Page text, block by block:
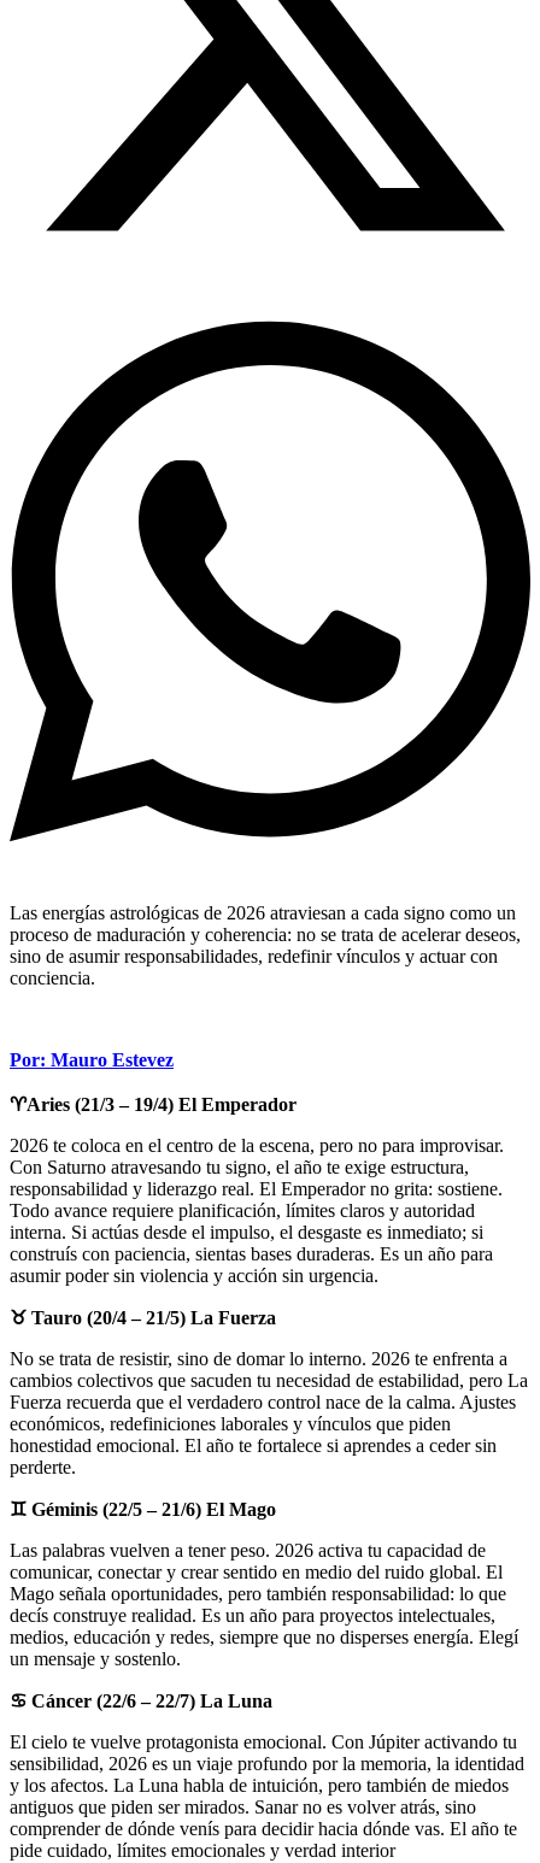
Las energías astrológicas de 2026 atraviesan a cada signo como un
proceso de maduración y coherencia: no se trata de acelerar deseos,
sino de asumir responsabilidades, redefinir vínculos y actuar con
conciencia.
Por: Mauro Estevez
♈Aries (21/3 – 19/4) El Emperador
2026 te coloca en el centro de la escena, pero no para improvisar.
Con Saturno atravesando tu signo, el año te exige estructura,
responsabilidad y liderazgo real. El Emperador no grita: sostiene.
Todo avance requiere planificación, límites claros y autoridad
interna. Si actúas desde el impulso, el desgaste es inmediato; si
construís con paciencia, sientas bases duraderas. Es un año para
asumir poder sin violencia y acción sin urgencia.
♉ Tauro (20/4 – 21/5) La Fuerza
No se trata de resistir, sino de domar lo interno. 2026 te enfrenta a
cambios colectivos que sacuden tu necesidad de estabilidad, pero La
Fuerza recuerda que el verdadero control nace de la calma. Ajustes
económicos, redefiniciones laborales y vínculos que piden
honestidad emocional. El año te fortalece si aprendes a ceder sin
perderte.
♊ Géminis (22/5 – 21/6) El Mago
Las palabras vuelven a tener peso. 2026 activa tu capacidad de
comunicar, conectar y crear sentido en medio del ruido global. El
Mago señala oportunidades, pero también responsabilidad: lo que
decís construye realidad. Es un año para proyectos intelectuales,
medios, educación y redes, siempre que no disperses energía. Elegí
un mensaje y sostenlo.
♋ Cáncer (22/6 – 22/7) La Luna
El cielo te vuelve protagonista emocional. Con Júpiter activando tu
sensibilidad, 2026 es un viaje profundo por la memoria, la identidad
y los afectos. La Luna habla de intuición, pero también de miedos
antiguos que piden ser mirados. Sanar no es volver atrás, sino
comprender de dónde venís para decidir hacia dónde vas. El año te
pide cuidado, límites emocionales y verdad interior